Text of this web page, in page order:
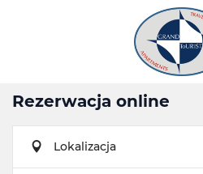
Rezerwacja online
Lokalizacja